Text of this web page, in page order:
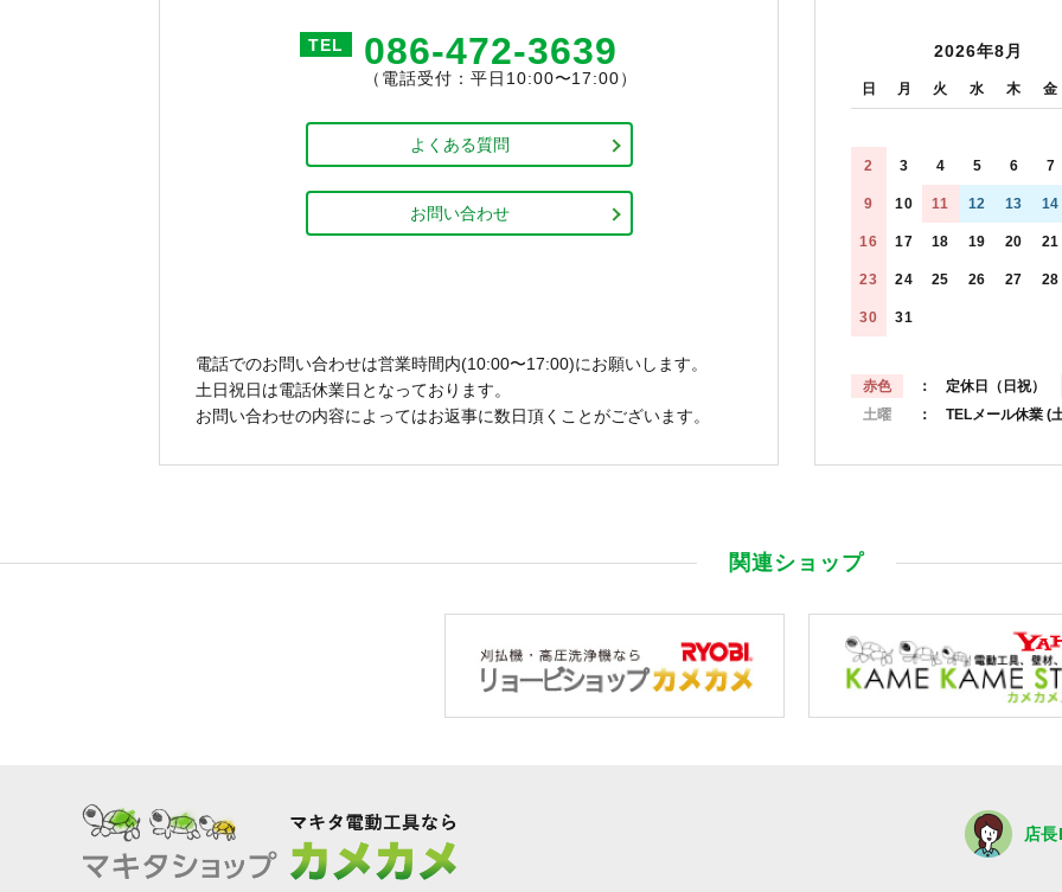
TEL 086-472-3639
（電話受付：平日10:00〜17:00）
よくある質問
お問い合わせ
電話でのお問い合わせは営業時間内(10:00〜17:00)にお願いします。
土日祝日は電話休業日となっております。
お問い合わせの内容によってはお返事に数日頂くことがございます。
2026年8月
日 月 火 水 木 金
2 3 4 5 6 7
9 10 11 12 13 14
16 17 18 19 20 21
23 24 25 26 27 28
30 31
赤色
： 定休日（日祝）
土曜
： TELメール休業 (
関連ショップ
店